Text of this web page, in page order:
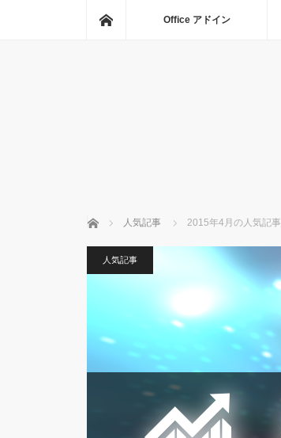
Office アドイン
ホーム 人気記事 2015年4月の人気記事
人気記事